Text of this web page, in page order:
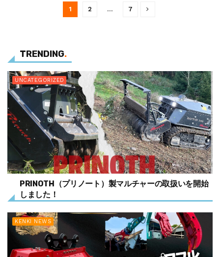
1 2 … 7
TRENDING.
UNCATEGORIZED
PRINOTH（プリノート）製マルチャーの取扱いを開始
しました！
KENKI NEWS